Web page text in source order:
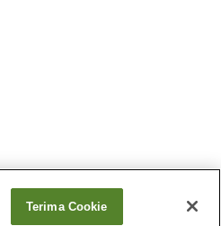
Terima Cookie